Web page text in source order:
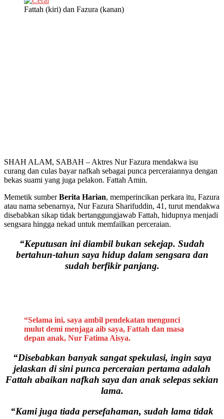
Fattah (kiri) dan Fazura (kanan)
SHAH ALAM, SABAH – Aktres Nur Fazura mendakwa isu
curang dan culas bayar nafkah sebagai punca perceraiannya dengan
bekas suami yang juga pelakon. Fattah Amin.
Memetik sumberBerita Harian, memperincikan perkara itu, Fazura
atau nama sebenarnya, Nur Fazura Sharifuddin, 41, turut mendakwa
disebabkan sikap tidak bertanggungjawab Fattah, hidupnya menjadi
sengsara hingga nekad untuk memfailkan perceraian.
“Keputusan ini diambil bukan sekejap. Sudah
bertahun-tahun saya hidup dalam sengsara dan
sudah berfikir panjang.
“Selama ini, saya ambil pendekatan mengunci
mulut demi menjaga aib saya, Fattah dan masa
depan anak, Nur Fatima Aisya.
“Disebabkan banyak sangat spekulasi, ingin saya
jelaskan di sini punca perceraian pertama adalah
Fattah abaikan nafkah saya dan anak selepas sekian
lama.
“Kami juga tiada persefahaman, sudah lama tidak